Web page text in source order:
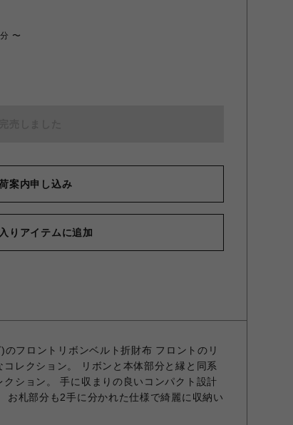
〜
案内申し込み
りアイテムに追加
フロントリボンベルト折財布 フロントのリ
レクション。 リボンと本体部分と縁と同系
ション。 手に収まりの良いコンパクト設計
お札部分も2手に分かれた仕様で綺麗に収納い